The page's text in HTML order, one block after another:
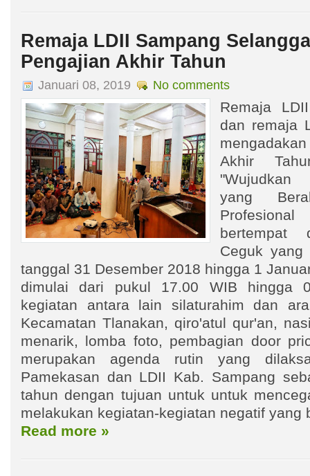
Remaja LDII Sampang
Pengajian Akhir Tahun
Januari 08, 2019 No comments
Remaja
dan remaja
Akhir
"Wujudkan
yang
Ceguk yang
tanggal 31 Desember 2018 hingga 1
dimulai dari pukul 17.00 WIB hingga
kegiatan antara lain silaturahim dan
Kecamatan Tlanakan, qiro'atul qur'an,
menarik, lomba foto, pembagian door
merupakan agenda rutin yang
Pamekasan dan LDII Kab. Sampang
tahun dengan tujuan untuk untuk
melakukan kegiatan-kegiatan negatif yang
Read more »